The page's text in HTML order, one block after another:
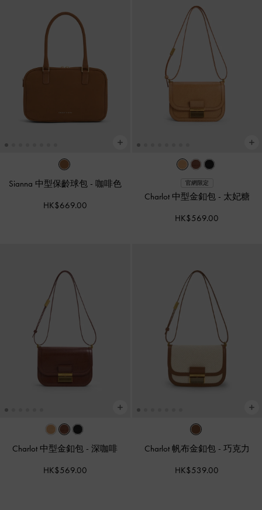
Sianna 中型保齡球包 - 咖啡色
HK$669.00
官網限定
Charlot 中型金釦包 - 太妃糖
HK$569.00
Charlot 中型金釦包 -深咖啡
HK$569.00
Charlot 帆布金釦包 - 巧克力
HK$539.00